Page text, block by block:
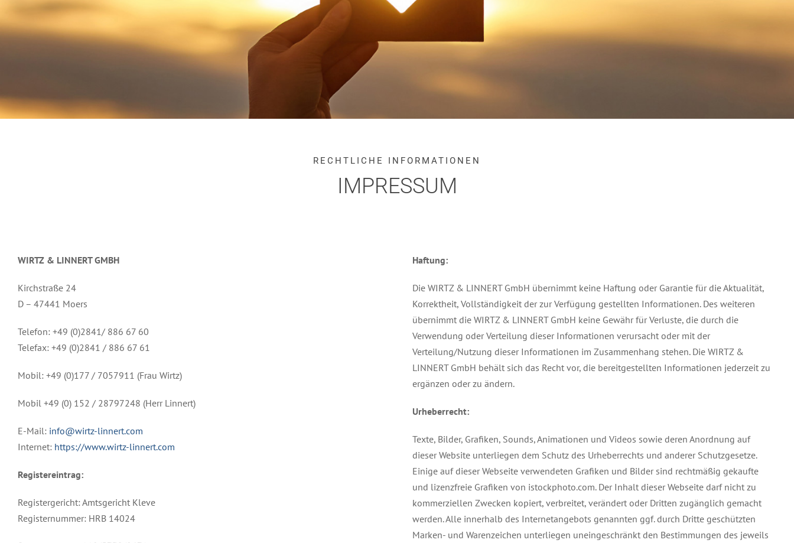
RECHTLICHE INFORMATIONEN
IMPRESSUM
WIRTZ & LINNERT GMBH
Kirchstraße 24
D – 47441 Moers
Telefon: +49 (0)2841/ 886 67 60
Telefax: +49 (0)2841 / 886 67 61
Mobil: +49 (0)177 / 7057911 (Frau Wirtz)
Mobil +49 (0) 152 / 28797248 (Herr Linnert)
E-Mail: info@wirtz-linnert.com
Internet: https://www.wirtz-linnert.com
Registereintrag:
Registergericht: Amtsgericht Kleve
Registernummer: HRB 14024
Haftung:
Die WIRTZ & LINNERT GmbH übernimmt keine Haftung oder Garantie für die Aktualität,
Korrektheit, Vollständigkeit der zur Verfügung gestellten Informationen. Des weiteren
übernimmt die WIRTZ & LINNERT GmbH keine Gewähr für Verluste, die durch die
Verwendung oder Verteilung dieser Informationen verursacht oder mit der
Verteilung/Nutzung dieser Informationen im Zusammenhang stehen. Die WIRTZ &
LINNERT GmbH behält sich das Recht vor, die bereitgestellten Informationen jederzeit zu
ergänzen oder zu ändern.
Urheberrecht:
Texte, Bilder, Grafiken, Sounds, Animationen und Videos sowie deren Anordnung auf
dieser Website unterliegen dem Schutz des Urheberrechts und anderer Schutzgesetze.
Einige auf dieser Webseite verwendeten Grafiken und Bilder sind rechtmäßig gekaufte
und lizenzfreie Grafiken von istockphoto.com. Der Inhalt dieser Webseite darf nicht zu
kommerziellen Zwecken kopiert, verbreitet, verändert oder Dritten zugänglich gemacht
werden. Alle innerhalb des Internetangebots genannten ggf. durch Dritte geschützten
Marken- und Warenzeichen unterliegen uneingeschränkt den Bestimmungen des jeweils